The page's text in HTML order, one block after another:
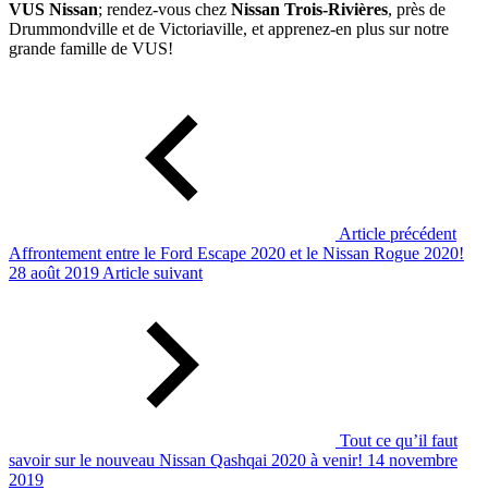
VUS Nissan; rendez-vous chez Nissan Trois-Rivières, près de
Drummondville et de Victoriaville, et apprenez-en plus sur notre
grande famille de VUS!
Article précédent
Affrontement entre le Ford Escape 2020 et le Nissan Rogue 2020!
28 août 2019 Article suivant
Tout ce qu’il faut
savoir sur le nouveau Nissan Qashqai 2020 à venir! 14 novembre
2019